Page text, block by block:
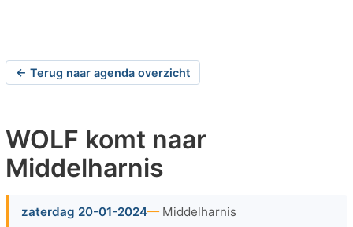
← Terug naar agenda overzicht
WOLF komt naar
Middelharnis
zaterdag 20-01-2024 Middelharnis